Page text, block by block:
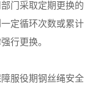
门采取定期更换的
定循环次数或累计
行更换。
服役期钢丝绳安全